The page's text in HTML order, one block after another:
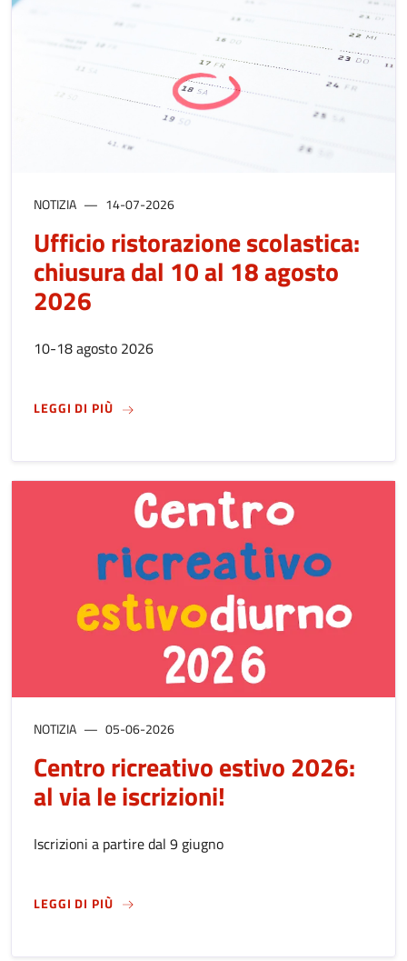
NOTIZIA 14-07-2026
Ufficio ristorazione scolastica:
chiusura dal 10 al 18 agosto
2026
10-18 agosto 2026
LEGGI DI PIÙSUUFFICIO RISTORAZIONE SCOLASTICA:
NOTIZIA 05-06-2026
Centro ricreativo estivo 2026:
al via le iscrizioni!
Iscrizioni a partire dal 9 giugno
LEGGI DI PIÙSUCENTRO RICREATIVO ESTIVO 2026: AL VIA